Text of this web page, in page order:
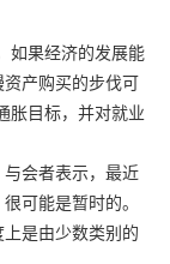
果经济的发展能
产购买的步伐可
胀目标，并对就业
会者表示，最近
可能是暂时的。
是由少数类别的